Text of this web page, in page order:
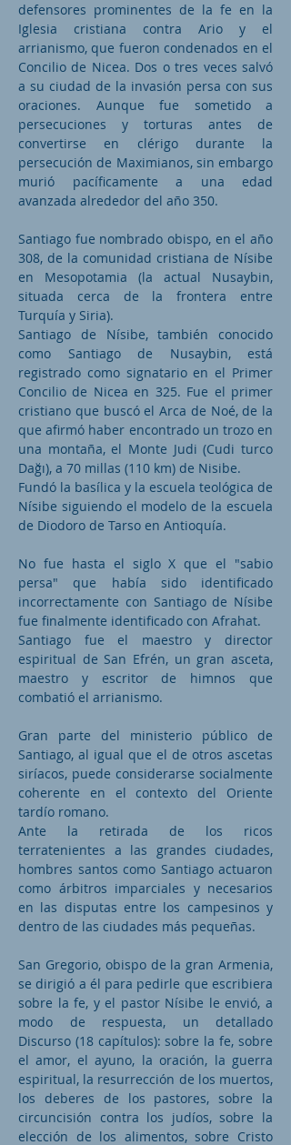
defensores prominentes de la fe en la
Iglesia cristiana contra Ario y el
arrianismo, que fueron condenados en el
Concilio de Nicea. Dos o tres veces salvó
a su ciudad de la invasión persa con sus
oraciones. Aunque fue sometido a
persecuciones y torturas antes de
convertirse en clérigo durante la
persecución de Maximianos, sin embargo
murió pacíficamente a una edad
avanzada alrededor del año 350.
Santiago fue nombrado obispo, en el año
308, de la comunidad cristiana de Nísibe
en Mesopotamia (la actual Nusaybin,
situada cerca de la frontera entre
Turquía y Siria).
Santiago de Nísibe, también conocido
como Santiago de Nusaybin, está
registrado como signatario en el Primer
Concilio de Nicea en 325. Fue el primer
cristiano que buscó el Arca de Noé, de la
que afirmó haber encontrado un trozo en
una montaña, el Monte Judi (Cudi turco
Dağı), a 70 millas (110 km) de Nisibe.
Fundó la basílica y la escuela teológica de
Nísibe siguiendo el modelo de la escuela
de Diodoro de Tarso en Antioquía.
No fue hasta el siglo X que el "sabio
persa" que había sido identificado
incorrectamente con Santiago de Nísibe
fue finalmente identificado con Afrahat.
Santiago fue el maestro y director
espiritual de San Efrén, un gran asceta,
maestro y escritor de himnos que
combatió el arrianismo.
Gran parte del ministerio público de
Santiago, al igual que el de otros ascetas
siríacos, puede considerarse socialmente
coherente en el contexto del Oriente
tardío romano.
Ante la retirada de los ricos
terratenientes a las grandes ciudades,
hombres santos como Santiago actuaron
como árbitros imparciales y necesarios
en las disputas entre los campesinos y
dentro de las ciudades más pequeñas.
San Gregorio, obispo de la gran Armenia,
se dirigió a él para pedirle que escribiera
sobre la fe, y el pastor Nísibe le envió, a
modo de respuesta, un detallado
Discurso (18 capítulos): sobre la fe, sobre
el amor, el ayuno, la oración, la guerra
espiritual, la resurrección de los muertos,
los deberes de los pastores, sobre la
circuncisión contra los judíos, sobre la
elección de los alimentos, sobre Cristo